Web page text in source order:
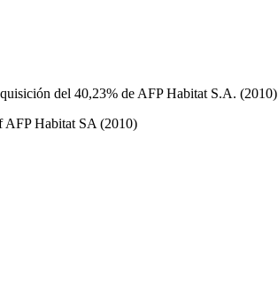
del 40,23% de AFP Habitat S.A. (2010)
AFP Habitat SA (2010)